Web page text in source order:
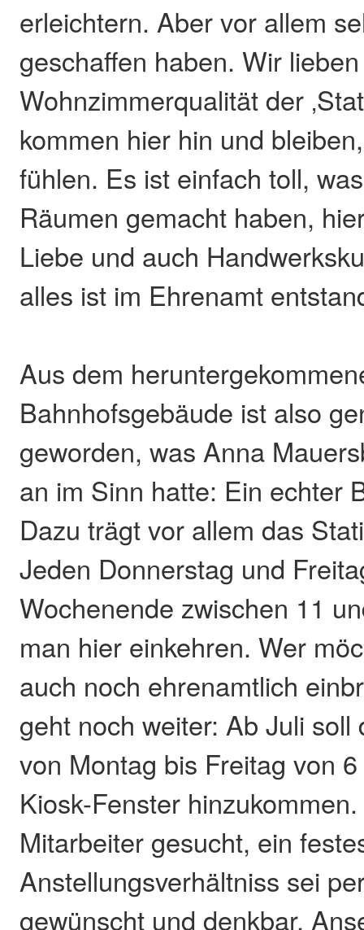
erleichtern. Aber vor allem
geschaffen haben. Wir
Wohnzimmerqualität der
kommen hier hin und
fühlen. Es ist einfach toll,
Räumen gemacht haben,
Liebe und auch
alles ist im Ehrenamt
Aus dem
Bahnhofsgebäude ist also
geworden, was Anna
an im Sinn hatte: Ein echter
Dazu trägt vor allem das
Jeden Donnerstag und
Wochenende zwischen 11
man hier einkehren. Wer
auch noch ehrenamtlich
geht noch weiter: Ab Juli soll
von Montag bis Freitag von
Kiosk-Fenster
Mitarbeiter gesucht, ein
Anstellungsverhältniss sei
gewünscht und denkbar.